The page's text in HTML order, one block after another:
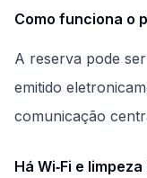
Como funciona o
A reserva pode
emitido
comunicação
Há Wi‑Fi e